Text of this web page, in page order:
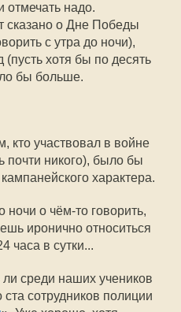
отмечать надо.
сказано о Дне Победы
с утра до ночи),
(пусть хотя бы по десять
бы больше.
кто участвовал в войне
почти никого), было бы
характера.
ночи о чём-то говорить,
иронично относиться
часа в сутки...
среди наших учеников
сотрудников полиции